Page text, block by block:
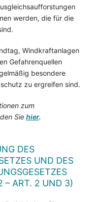
werden, die für die
Windkraftanlagen
Gefahrenquellen
besondere
zu ergreifen sind.
zum
Sie hier.
DES
UND DES
– ART. 2 UND 3)